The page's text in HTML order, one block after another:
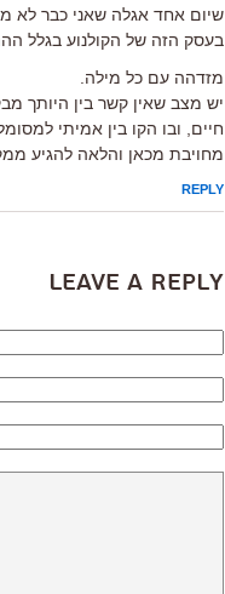
שיום אחד אגלה שאני כבר לא
בעסק הזה של הקולנוע בגלל
מזדהה עם כל מילה.
יש מצב שאין קשר בין היותך
חיים, ובו הקו בין אמיתי
מחויבת מכאן והלאה להגיע
REPLY
Leave a Reply